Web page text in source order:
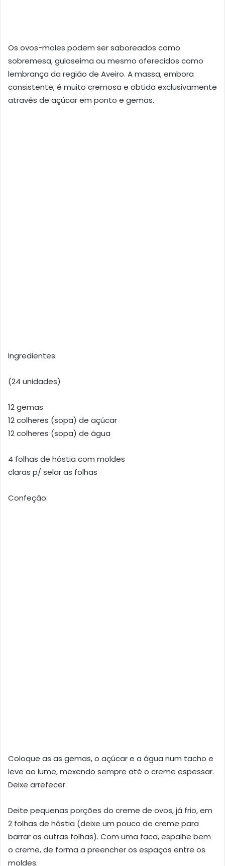
Os ovos-moles podem ser saboreados como
sobremesa, guloseima ou mesmo oferecidos como
lembrança da região de Aveiro. A massa, embora
consistente, é muito cremosa e obtida exclusivamente
através de açúcar em ponto e gemas.
Ingredientes:
(24 unidades)
12 gemas
12 colheres (sopa) de açúcar
12 colheres (sopa) de água
4 folhas de hóstia com moldes
claras p/ selar as folhas
Confeção:
Coloque as as gemas, o açúcar e a água num tacho e
leve ao lume, mexendo sempre até o creme espessar.
Deixe arrefecer.
Deite pequenas porções do creme de ovos, já frio, em
2 folhas de hóstia (deixe um pouco de creme para
barrar as outras folhas). Com uma faca, espalhe bem
o creme, de forma a preencher os espaços entre os
moldes.